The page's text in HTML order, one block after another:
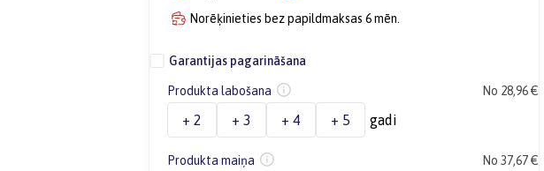
Norēķinieties bez papildmaksas 6 mēn.
Garantijas pagarināšana
Produkta labošana No 28,96 €
+ 2 + 3 + 4 + 5 gadi
Produkta maiņa No 37,67 €